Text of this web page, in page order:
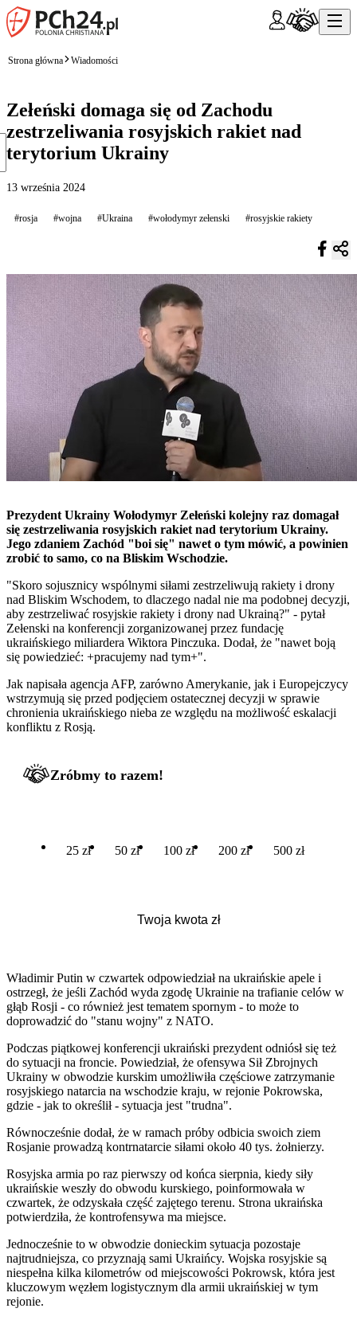
Strona główna Wiadomości
Zełeński domaga się od Zachodu
zestrzeliwania rosyjskich rakiet nad
terytorium Ukrainy
13 września 2024
#rosja #wojna #Ukraina #wołodymyr zełenski #rosyjskie rakiety
Prezydent Ukrainy Wołodymyr Zełeński kolejny raz domagał
się zestrzeliwania rosyjskich rakiet nad terytorium Ukrainy.
Jego zdaniem Zachód "boi się" nawet o tym mówić, a powinien
zrobić to samo, co na Bliskim Wschodzie.
"Skoro sojusznicy wspólnymi siłami zestrzeliwują rakiety i drony
nad Bliskim Wschodem, to dlaczego nadal nie ma podobnej decyzji,
aby zestrzeliwać rosyjskie rakiety i drony nad Ukrainą?" - pytał
Zełenski na konferencji zorganizowanej przez fundację
ukraińskiego miliardera Wiktora Pinczuka. Dodał, że "nawet boją
się powiedzieć: +pracujemy nad tym+".
Jak napisała agencja AFP, zarówno Amerykanie, jak i Europejczycy
wstrzymują się przed podjęciem ostatecznej decyzji w sprawie
chronienia ukraińskiego nieba ze względu na możliwość eskalacji
konfliktu z Rosją.
Zróbmy to razem!
25 zł 50 zł 100 zł 200 zł 500 zł
Władimir Putin w czwartek odpowiedział na ukraińskie apele i
ostrzegł, że jeśli Zachód wyda zgodę Ukrainie na trafianie celów w
głąb Rosji - co również jest tematem spornym - to może to
doprowadzić do "stanu wojny" z NATO.
Podczas piątkowej konferencji ukraiński prezydent odniósł się też
do sytuacji na froncie. Powiedział, że ofensywa Sił Zbrojnych
Ukrainy w obwodzie kurskim umożliwiła częściowe zatrzymanie
rosyjskiego natarcia na wschodzie kraju, w rejonie Pokrowska,
gdzie - jak to określił - sytuacja jest "trudna".
Równocześnie dodał, że w ramach próby odbicia swoich ziem
Rosjanie prowadzą kontrnatarcie siłami około 40 tys. żołnierzy.
Rosyjska armia po raz pierwszy od końca sierpnia, kiedy siły
ukraińskie weszły do obwodu kurskiego, poinformowała w
czwartek, że odzyskała część zajętego terenu. Strona ukraińska
potwierdziła, że kontrofensywa ma miejsce.
Jednocześnie to w obwodzie donieckim sytuacja pozostaje
najtrudniejsza, co przyznają sami Ukraińcy. Wojska rosyjskie są
niespełna kilka kilometrów od miejscowości Pokrowsk, która jest
kluczowym węzłem logistycznym dla armii ukraińskiej w tym
rejonie.